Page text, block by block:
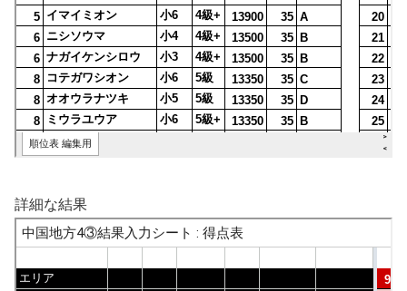
詳細な結果